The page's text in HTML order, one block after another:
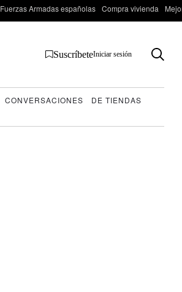
Fuerzas Armadas españolas Compra vivienda
SuscríbeteIniciar sesión
CONVERSACIONES
DE TIENDAS